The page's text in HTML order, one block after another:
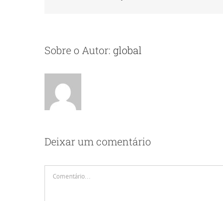
Sobre o Autor: global
Deixar um comentário
Comentário